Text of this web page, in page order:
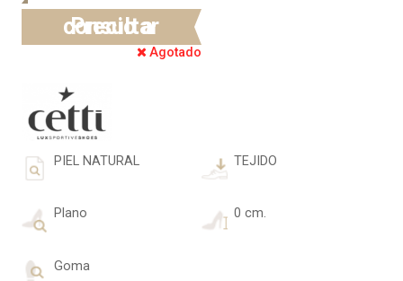
Precio a consultar
Agotado
PIEL NATURAL TEJIDO
Plano 0 cm.
Goma